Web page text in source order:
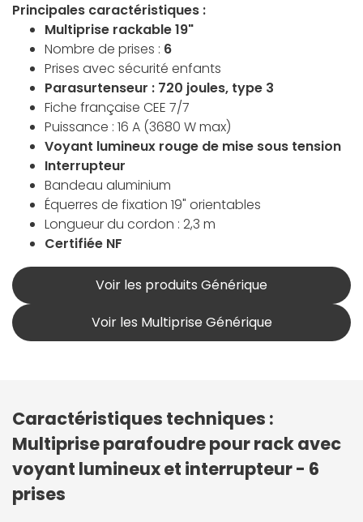
Principales caractéristiques :
Multiprise rackable 19"
Nombre de prises : 6
Prises avec sécurité enfants
Parasurtenseur : 720 joules, type 3
Fiche française CEE 7/7
Puissance : 16 A (3680 W max)
Voyant lumineux rouge de mise sous tension
Interrupteur
Bandeau aluminium
Équerres de fixation 19" orientables
Longueur du cordon : 2,3 m
Certifiée NF
Voir les produits Générique
Voir les Multiprise Générique
Caractéristiques techniques :
Multiprise parafoudre pour rack avec
voyant lumineux et interrupteur - 6
prises